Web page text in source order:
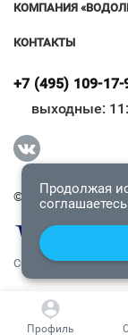
КОМПАНИЯ
КОНТАКТЫ
+7 (495) 109-17-
выходные:
© 2009-2026
СОГЛАШЕНИЕ О
Всё
Продолжая